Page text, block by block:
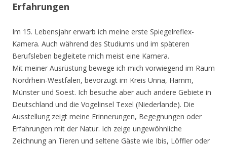
Erfahrungen
Im 15. Lebensjahr erwarb ich meine erste Spiegelreflex-
Kamera. Auch während des Studiums und im späteren
Berufsleben begleitete mich meist eine Kamera.
Mit meiner Ausrüstung bewege ich mich vorwiegend im Raum
Nordrhein-Westfalen, bevorzugt im Kreis Unna, Hamm,
Münster und Soest. Ich besuche aber auch andere Gebiete in
Deutschland und die Vogelinsel Texel (Niederlande). Die
Ausstellung zeigt meine Erinnerungen, Begegnungen oder
Erfahrungen mit der Natur. Ich zeige ungewöhnliche
Zeichnung an Tieren und seltene Gäste wie Ibis, Löffler oder